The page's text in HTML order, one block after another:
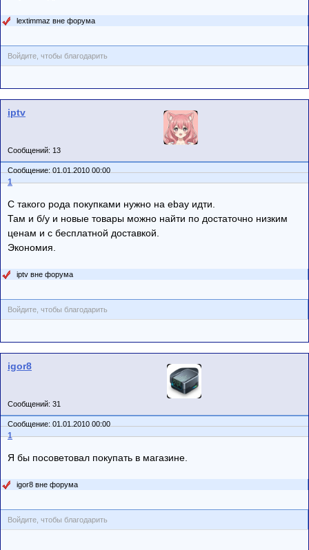
lextimmaz вне форума
Войдите, чтобы благодарить
iptv
Сообщений: 13
Сообщение: 01.01.2010 00:00
1
С такого рода покупками нужно на ebay идти.
Там и б/у и новые товары можно найти по достаточно низким
ценам и с бесплатной доставкой.
Экономия.
iptv вне форума
Войдите, чтобы благодарить
igor8
Сообщений: 31
Сообщение: 01.01.2010 00:00
1
Я бы посоветовал покупать в магазине.
igor8 вне форума
Войдите, чтобы благодарить